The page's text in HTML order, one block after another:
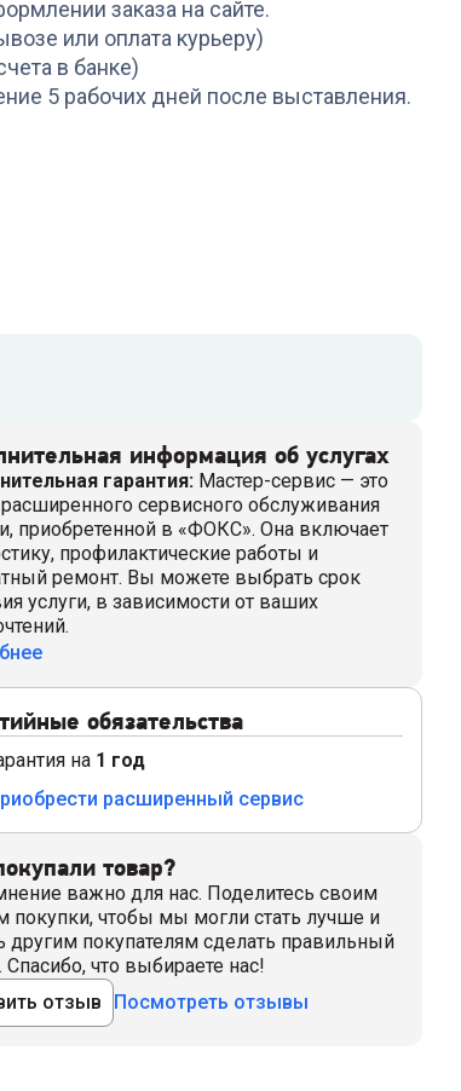
заказа на сайте.
или оплата курьеру)
в банке)
5 рабочих дней после выставления.
информация об услугах
гарантия: Мастер-сервис — это
расширенного сервисного обслуживания
приобретенной в «ФОКС». Она включает
профилактические работы и
ремонт. Вы можете выбрать срок
услуги, в зависимости от ваших
обязательства
на 1 год
расширенный сервис
товар?
важно для нас. Поделитесь своим
покупки, чтобы мы могли стать лучше и
другим покупателям сделать правильный
что выбираете нас!
отзыв
Посмотреть отзывы